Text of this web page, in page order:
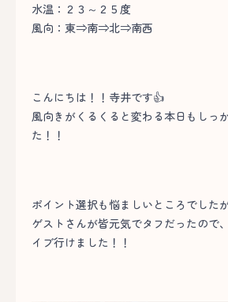
水温：２３～２５度
風向：東⇒南⇒北⇒南西
こんにちは！！寺井です👍
風向きがくるくると変わる本日もしっ
た！！
ポイント選択も悩ましいところでしたが
ゲストさんが皆元気でタフだったので
イブ行けました！！